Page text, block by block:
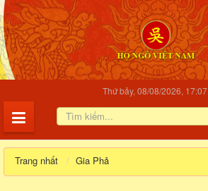
Thứ bảy, 08/08/2026, 17:07
Trang nhất Gia Phả